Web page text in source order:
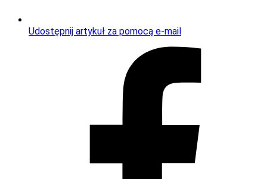
Udostępnij artykuł za pomocą e-mail